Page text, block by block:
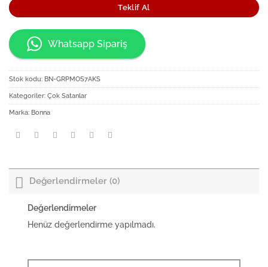
Teklif Al
Whatsapp Sipariş
Stok kodu: BN-GRPMOS7AKS
Kategoriler: Çok Satanlar
Marka: Bonna
Değerlendirmeler (0)
Değerlendirmeler
Henüz değerlendirme yapılmadı.